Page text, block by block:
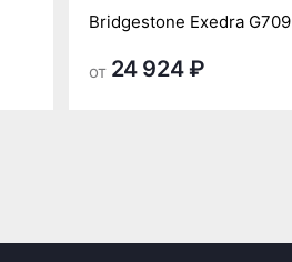
Bridgestone Exedra G709
от 24 924 ₽